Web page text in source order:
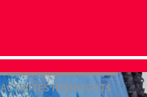
ACTIVITÉS HIGHLIGHTS